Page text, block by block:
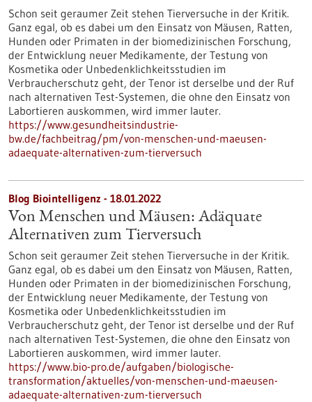
Schon seit geraumer Zeit stehen Tierversuche in der Kritik.
Ganz egal, ob es dabei um den Einsatz von Mäusen, Ratten,
Hunden oder Primaten in der biomedizinischen Forschung,
der Entwicklung neuer Medikamente, der Testung von
Kosmetika oder Unbedenklichkeitsstudien im
Verbraucherschutz geht, der Tenor ist derselbe und der Ruf
nach alternativen Test-Systemen, die ohne den Einsatz von
Labortieren auskommen, wird immer lauter.
https://www.gesundheitsindustrie-
bw.de/fachbeitrag/pm/von-menschen-und-maeusen-
adaequate-alternativen-zum-tierversuch
Blog Biointelligenz - 18.01.2022
Von Menschen und Mäusen: Adäquate
Alternativen zum Tierversuch
Schon seit geraumer Zeit stehen Tierversuche in der Kritik.
Ganz egal, ob es dabei um den Einsatz von Mäusen, Ratten,
Hunden oder Primaten in der biomedizinischen Forschung,
der Entwicklung neuer Medikamente, der Testung von
Kosmetika oder Unbedenklichkeitsstudien im
Verbraucherschutz geht, der Tenor ist derselbe und der Ruf
nach alternativen Test-Systemen, die ohne den Einsatz von
Labortieren auskommen, wird immer lauter.
https://www.bio-pro.de/aufgaben/biologische-
transformation/aktuelles/von-menschen-und-maeusen-
adaequate-alternativen-zum-tierversuch